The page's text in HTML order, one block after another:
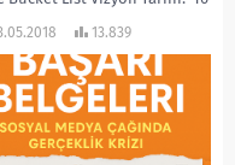
2007 Yapımı:...
13.839